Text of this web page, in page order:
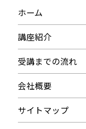
ホーム
講座紹介
受講までの流れ
会社概要
サイトマップ